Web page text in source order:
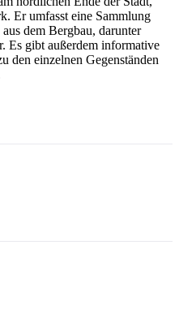
Er umfasst eine Sammlung
dem Bergbau, darunter
Es gibt außerdem informative
den einzelnen Gegenständen